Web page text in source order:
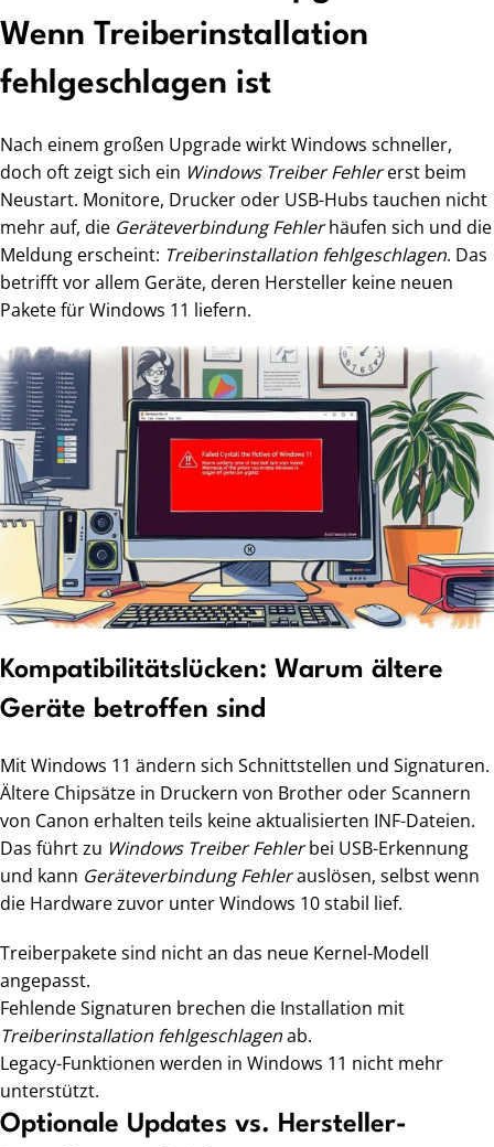
Wenn Treiberinstallation
fehlgeschlagen ist
Nach einem großen Upgrade wirkt Windows schneller,
doch oft zeigt sich ein Windows Treiber Fehlererst beim
Neustart. Monitore, Drucker oder USB-Hubs tauchen nicht
mehr auf, die Geräteverbindung Fehlerhäufen sich und die
Meldung erscheint: Treiberinstallation fehlgeschlagen. Das
betrifft vor allem Geräte, deren Hersteller keine neuen
Pakete für Windows 11 liefern.
Kompatibilitätslücken: Warum ältere
Geräte betroffen sind
Mit Windows 11 ändern sich Schnittstellen und Signaturen.
Ältere Chipsätze in Druckern von Brother oder Scannern
von Canon erhalten teils keine aktualisierten INF-Dateien.
Das führt zu Windows Treiber Fehlerbei USB-Erkennung
und kann Geräteverbindung Fehlerauslösen, selbst wenn
die Hardware zuvor unter Windows 10 stabil lief.
Treiberpakete sind nicht an das neue Kernel-Modell
angepasst.
Fehlende Signaturen brechen die Installation mit
Treiberinstallation fehlgeschlagenab.
Legacy-Funktionen werden in Windows 11 nicht mehr
unterstützt.
Optionale Updates vs. Hersteller-